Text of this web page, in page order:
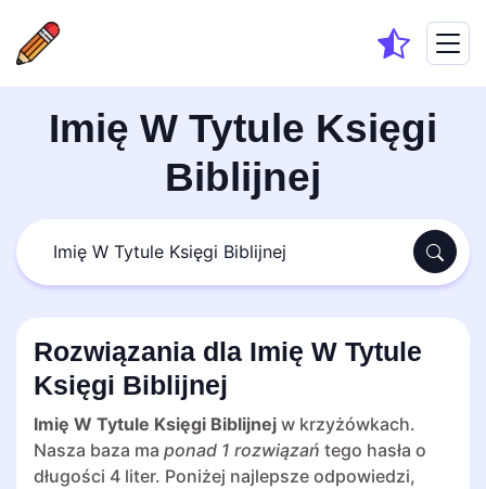
Imię W Tytule Księgi
Biblijnej
Rozwiązania dla Imię W Tytule
Księgi Biblijnej
Imię W Tytule Księgi Biblijnej w krzyżówkach.
Nasza baza ma ponad 1 rozwiązań tego hasła o
długości 4 liter. Poniżej najlepsze odpowiedzi,